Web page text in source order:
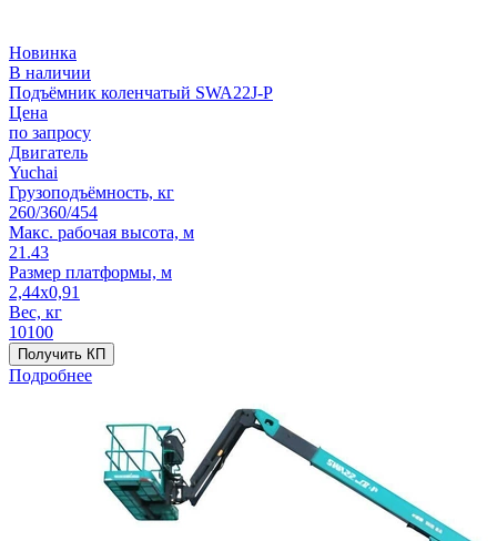
Новинка
В наличии
Подъёмник коленчатый SWA22J-P
Цена
по запросу
Двигатель
Yuchai
Грузоподъёмность, кг
260/360/454
Макс. рабочая высота, м
21.43
Размер платформы, м
2,44x0,91
Вес, кг
10100
Получить КП
Подробнее